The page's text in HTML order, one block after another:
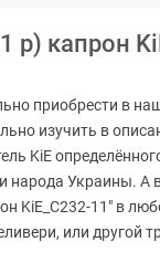
капрон
приобрести в
изучить в
KiE
народа Украины.
KiE_C232-11" в
или другой